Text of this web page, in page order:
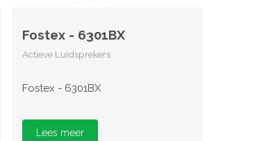
Fostex - 6301BX
Actieve Luidsprekers
Fostex - 6301BX
Lees meer